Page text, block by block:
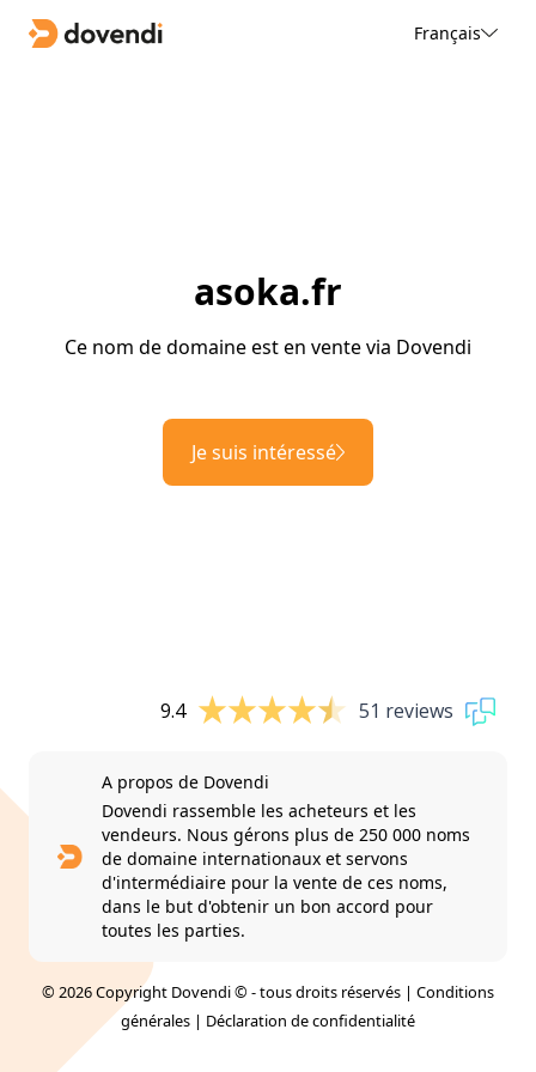
Français
asoka.fr
Ce nom de domaine est en vente via Dovendi
Je suis intéressé
9.4 51 reviews
A propos de Dovendi
Dovendi rassemble les acheteurs et les
vendeurs. Nous gérons plus de 250 000 noms
de domaine internationaux et servons
d'intermédiaire pour la vente de ces noms,
dans le but d'obtenir un bon accord pour
toutes les parties.
© 2026 Copyright Dovendi © - tous droits réservés | Conditions
générales | Déclaration de confidentialité